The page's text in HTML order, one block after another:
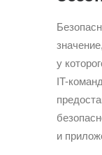
у
IT-
и